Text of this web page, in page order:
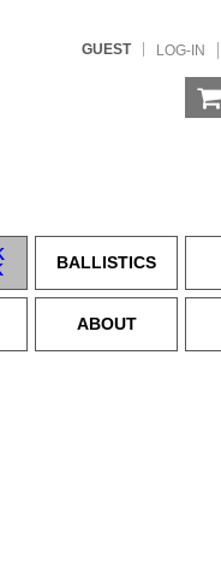
GUEST LOG-IN
BALLISTICS
ABOUT